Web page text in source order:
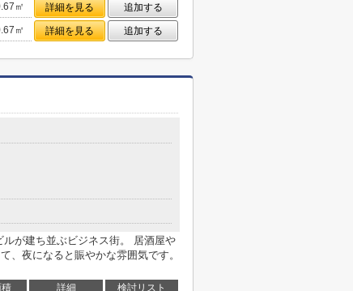
㎡ 詳細を見る
追加する
㎡ 詳細を見る 追加する
が建ち並ぶビジネス街。 居酒屋や
、夜になると賑やかな雰囲気です。
詳細
検討リスト